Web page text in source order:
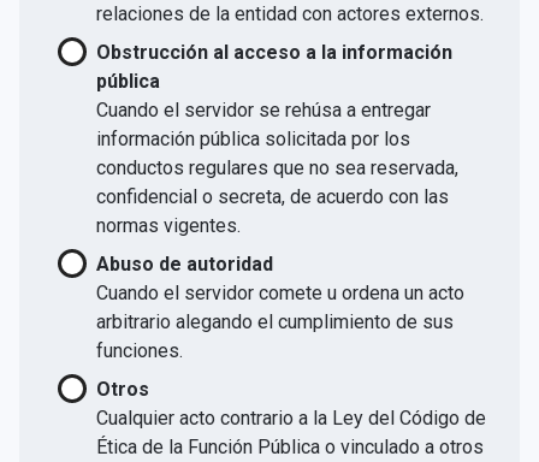
relaciones de la entidad con actores externos.
Obstrucción al acceso a la información
pública
Cuando el servidor se rehúsa a entregar
información pública solicitada por los
conductos regulares que no sea reservada,
confidencial o secreta, de acuerdo con las
normas vigentes.
Abuso de autoridad
Cuando el servidor comete u ordena un acto
arbitrario alegando el cumplimiento de sus
funciones.
Otros
Cualquier acto contrario a la Ley del Código de
Ética de la Función Pública o vinculado a otros